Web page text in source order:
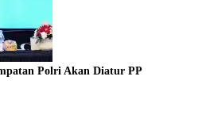
Polri Akan Diatur PP